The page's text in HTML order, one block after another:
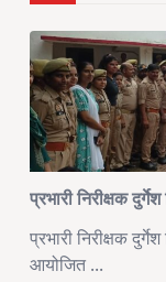
प्रभारी निरीक्षक
प्रभारी निरीक्षक
आयोजित ...